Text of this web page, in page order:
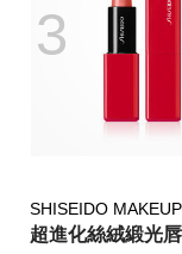
3
SHISEIDO MAKEUP
超進化絲絨緞光